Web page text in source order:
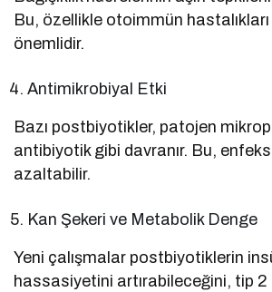
Bu, özellikle otoimmün
önemlidir.
Antimikrobiyal Etki
Bazı postbiyotikler, patojen
antibiyotik gibi davranır. Bu,
azaltabilir.
Kan Şekeri ve Metabolik Denge
Yeni çalışmalar postbiyotiklerin
hassasiyetini artırabileceğini, tip